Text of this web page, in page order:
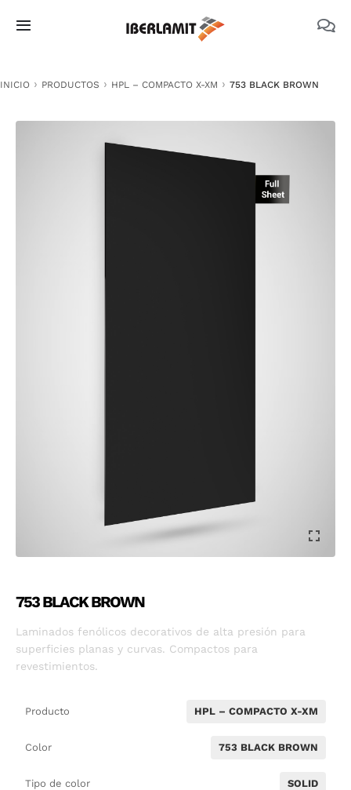
Toggle
NOSOTROS
INICIO PRODUCTOS HPL – COMPACTO X-XM 753 BLACK BROWN
753 BLACK BROWN
Laminados fenólicos decorativos de alta presión para
superficies planas y curvas. Compactos para
revestimientos.
Producto HPL – COMPACTO X-XM
Color 753 BLACK BROWN
Tipo de color SOLID